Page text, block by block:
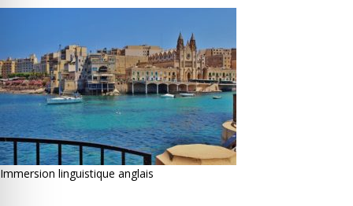
Immersion linguistique anglais